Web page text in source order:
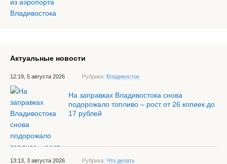
Актуальные новости
12:19, 5 августа 2026 Рубрика: Владивосток
На заправках Владивостока снова
подорожало топливо – рост от 26 копеек до
17 рублей
13:13, 3 августа 2026 Рубрика: Что делать